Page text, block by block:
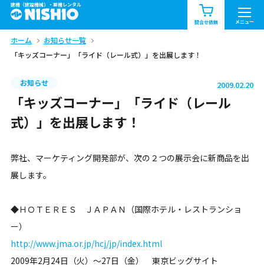
建機（建設機械）・重機レンタル
問合せ依頼 メニュー
商品一覧 お知らせ一覧
問合せ依頼リスト
北海道 東北 関東
中部 関西
九州・沖縄（外部）
ホーム
お知らせ一覧
「キッズコーナー」「ライド（レール式）」を出展します！
お知らせ 2009.02.20
「キッズコーナー」「ライド（レール
式）」を出展します！
弊社、マーケティング開発部が、次の２つの展示会に新商品を出
展します。
◆ＨＯＴＥＲＥＳ ＪＡＰＡＮ（国際ホテル・レストランショ
ー）
http://www.jma.or.jp/hcj/jp/index.html
2009年2月24日（火）～27日（金） 東京ビッグサイト